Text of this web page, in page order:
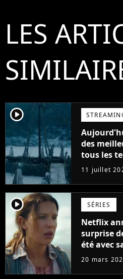
LES
player2
des
tous les
parfaites
11 juillet
player2 SÉRIES
Netflix
surprise
été avec
une
20 mars